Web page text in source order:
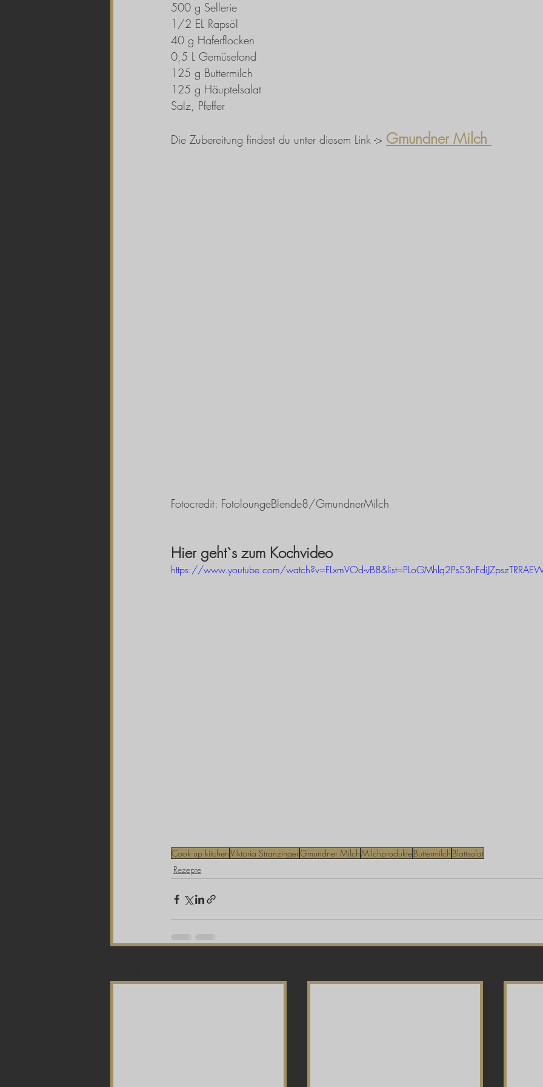
500 g Sellerie
1/2 EL Rapsöl
40 g Haferflocken
0,5 L Gemüsefond
125 g Buttermilch
125 g Häuptelsalat
Salz, Pfeffer
Die Zubereitung findest du unter diesem Link -> Gmundner Milch
Fotocredit: FotoloungeBlende8/GmundnerMilch
Hier geht`s zum Kochvideo
https://www.youtube.com/watch?v=FLxmVOd-
Cook up kitchenViktoria StranzingerGmundner MilchMilchprodukteButtermilch Blattsalat
Rezepte